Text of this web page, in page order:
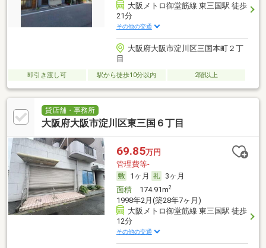
大阪メトロ御堂筋線 東三国駅 徒歩
21分
その他の交通
大阪府大阪市淀川区三国本町２丁
目
即引き渡し可 駅から徒歩10分以内 2階以上
貸店舗・事務所
大阪府大阪市淀川区東三国６丁目
69.85万円
管理費等-
1ヶ月
3ヶ月
面積174.91m2
1998年2月(築28年7ヶ月)
大阪メトロ御堂筋線 東三国駅 徒歩
12分
その他の交通